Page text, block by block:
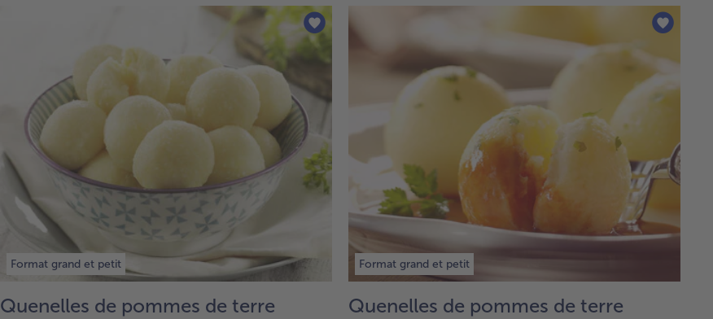
articles
liste.
Format grand et petit
Quenelles de pommes de terre
Format grand et petit
Quenelles de pommes de terre